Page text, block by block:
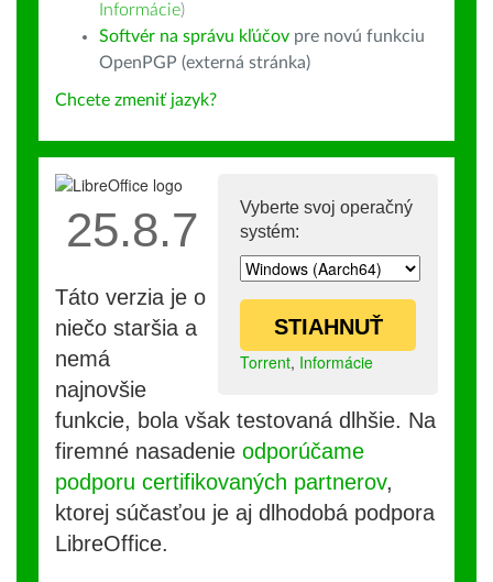
Informácie)
Softvér na správu kľúčov pre novú funkciu
OpenPGP (externá stránka)
Chcete zmeniť jazyk?
Vyberte svoj operačný
systém:
STIAHNUŤ
Torrent, Informácie
25.8.7
Táto verzia je o
niečo staršia a
nemá
najnovšie
funkcie, bola však testovaná dlhšie. Na
firemné nasadenie odporúčame
podporu certifikovaných partnerov,
ktorej súčasťou je aj dlhodobá podpora
LibreOffice.